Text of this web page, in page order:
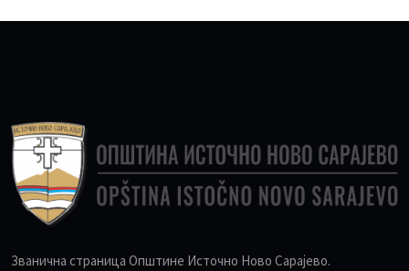
Званична страница Општине Источно Ново Сарајево.